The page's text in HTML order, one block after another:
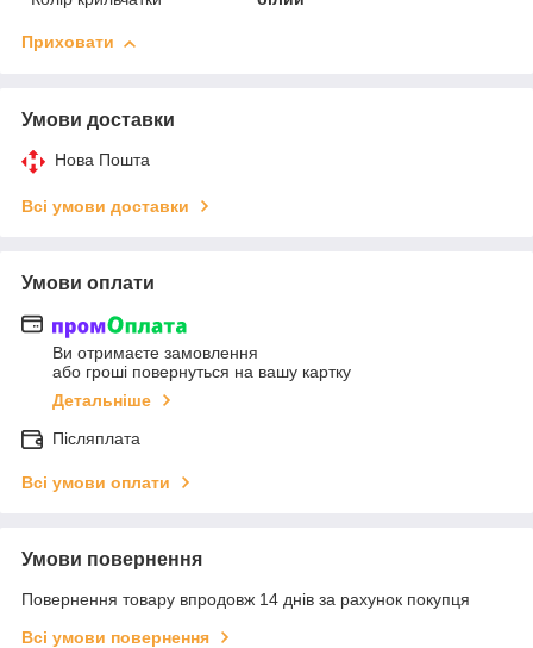
Приховати
Умови доставки
Нова Пошта
Всі умови доставки
Умови оплати
Ви отримаєте замовлення
або гроші повернуться на вашу картку
Детальніше
Післяплата
Всі умови оплати
Умови повернення
Повернення товару впродовж 14 днів за рахунок покупця
Всі умови повернення